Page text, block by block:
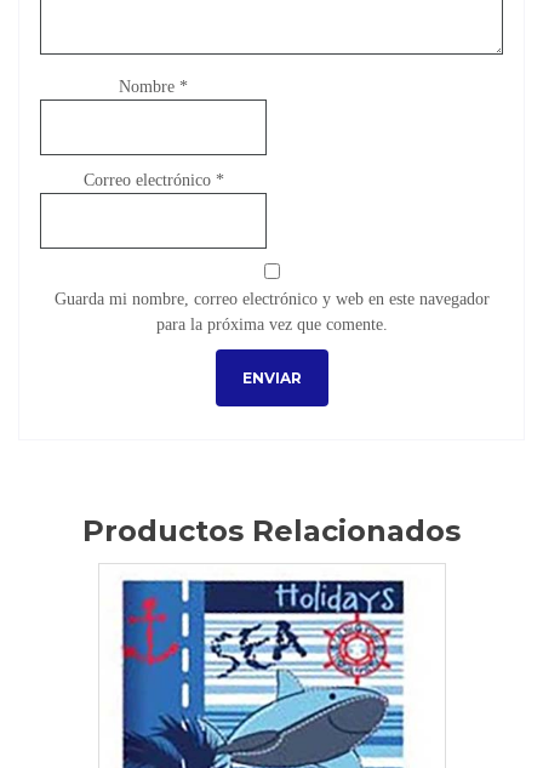
Nombre *
Correo electrónico *
Guarda mi nombre, correo electrónico y web en este navegador
para la próxima vez que comente.
Productos Relacionados